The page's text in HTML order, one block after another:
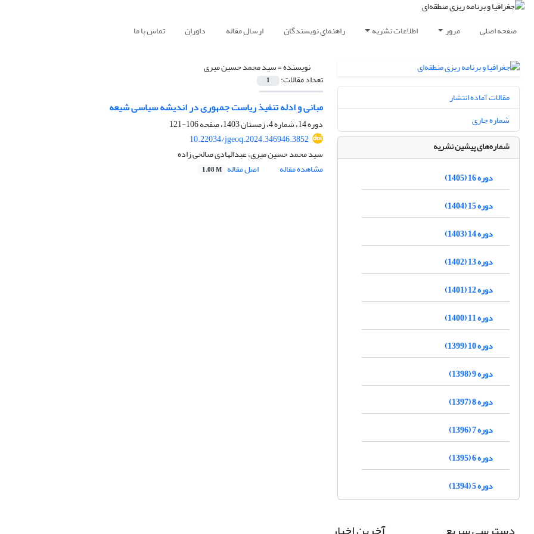
صفحه اصلی مرور اطلاعات نشریه راهنمای نویسندگان ارسال مقاله داوران تماس با ما
نویسنده =سید محمد حسین میری
تعداد مقالات: 1
مبانی و ادله تنفیذ ریاست جمهوری در اندیشه سیاسی شیعه
دوره 14، شماره 4، زمستان 1403، صفحه
106-121
10.22034/jgeoq.2024.346946.3852
سید محمد حسین میری، عبدالهادی صالحی زاده
مشاهده مقاله
اصل مقاله 1.08 M
مقالات آماده انتشار
شماره جاری
شماره‌های پیشین نشریه
دوره 16 (1405)
دوره 15 (1404)
دوره 14 (1403)
دوره 13 (1402)
دوره 12 (1401)
دوره 11 (1400)
دوره 10 (1399)
دوره 9 (1398)
دوره 8 (1397)
دوره 7 (1396)
دوره 6 (1395)
دوره 5 (1394)